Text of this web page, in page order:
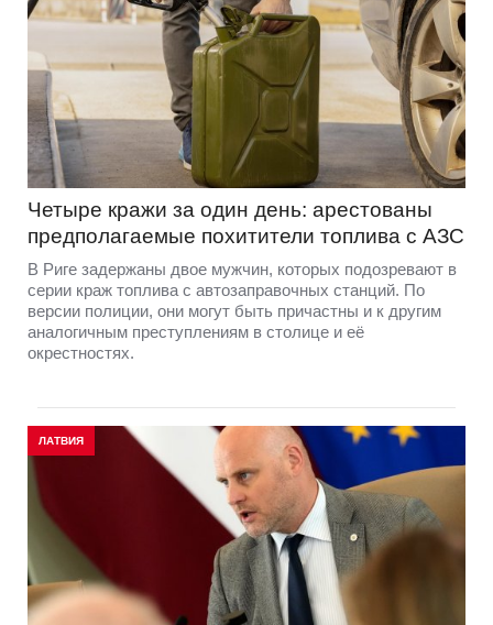
Четыре кражи за один день: арестованы
предполагаемые похитители топлива с АЗС
В Риге задержаны двое мужчин, которых подозревают в
серии краж топлива с автозаправочных станций. По
версии полиции, они могут быть причастны и к другим
аналогичным преступлениям в столице и её
окрестностях.
ЛАТВИЯ